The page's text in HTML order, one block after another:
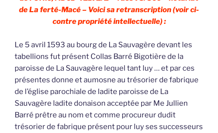
de La ferté-Macé – Voici sa retranscription (voir ci-
contre propriété intellectuelle) :
Le 5 avril 1593 au bourg de La Sauvagère devant les
tabellions fut présent Collas Barré Bigotière de la
paroisse de La Sauvagère lequel tant luy … et par ces
présentes donne et aumosne au trésorier de fabrique
de l’église parochiale de ladite paroisse de La
Sauvagère ladite donaison acceptée par Me Jullien
Barré prêtre au nom et comme procureur dudit
trésorier de fabrique présent pour luy ses successeurs